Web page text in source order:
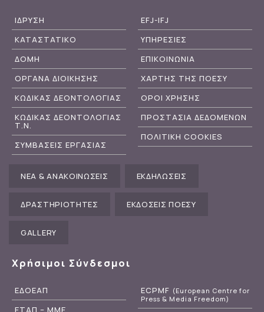
ΙΔΡΥΣΗ
ΚΑΤΑΣΤΑΤΙΚΟ
ΔΟΜΗ
ΟΡΓΑΝΑ ΔΙΟΙΚΗΣΗΣ
ΚΩΔΙΚΑΣ ΔΕΟΝΤΟΛΟΓΙΑΣ
ΚΩΔΙΚΑΣ ΔΕΟΝΤΟΛΟΓΙΑΣ
Τ.Ν.
ΣΥΜΒΑΣΕΙΣ ΕΡΓΑΣΙΑΣ
EFJ-IFJ
ΥΠΗΡΕΣΙΕΣ
ΕΠΙΚΟΙΝΩΝΙΑ
ΧΑΡΤΗΣ ΤΗΣ ΠΟΕΣΥ
ΟΡΟΙ ΧΡΗΣΗΣ
ΠΡΟΣΤΑΣΙΑ ΔΕΔΟΜΕΝΩΝ
ΠΟΛΙΤΙΚΗ COOKIES
ΝΕΑ & ΑΝΑΚΟΙΝΩΣΕΙΣ ΕΚΔΗΛΩΣΕΙΣ
ΔΡΑΣΤΗΡΙΟΤΗΤΕΣ ΕΚΔΟΣΕΙΣ ΠΟΕΣΥ
GALLERY
Χρήσιμοι Σύνδεσμοι
ΕΔΟΕΑΠ
ΕΤΑΠ – ΜΜΕ
ECPMF (European Centre for
Press & Media Freedom)